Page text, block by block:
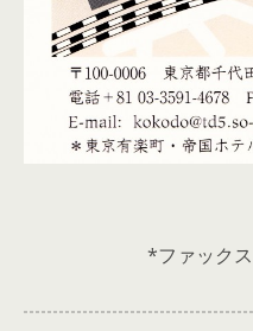
*ファックス